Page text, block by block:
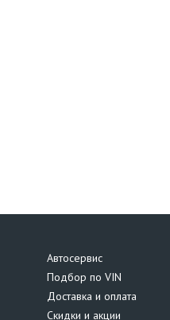
Автосервис
Подбор по VIN
Доставка и оплата
Скидки и акции